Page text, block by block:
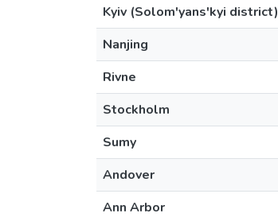
Kyiv (Solom'yans'kyi district)
Nanjing
Rivne
Stockholm
Sumy
Andover
Ann Arbor